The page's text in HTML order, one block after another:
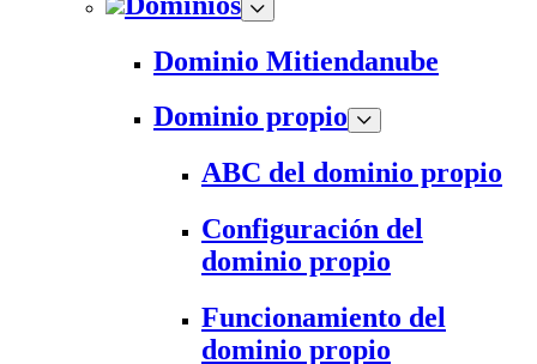
Dominio Mitiendanube
Dominio propio
ABC del dominio propio
Configuración del
dominio propio
Funcionamiento del
dominio propio